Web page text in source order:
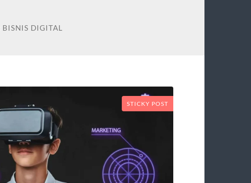
BISNIS DIGITAL
STICKY POST